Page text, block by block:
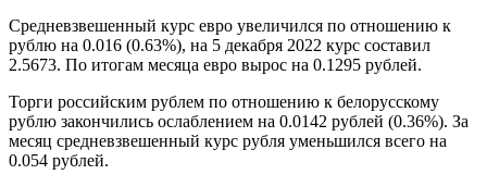
Средневзвешенный курс евро увеличился по отношению к
рублю на 0.016 (0.63%), на 5 декабря 2022 курс составил
2.5673. По итогам месяца евро вырос на 0.1295 рублей.
Торги российским рублем по отношению к белорусскому
рублю закончились ослаблением на 0.0142 рублей (0.36%). За
месяц средневзвешенный курс рубля уменьшился всего на
0.054 рублей.